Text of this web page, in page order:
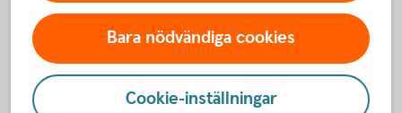
Bli medlåntagare och låna
tillsammans med ditt barn
Bara nödvändiga cookies
Cookie-inställningar